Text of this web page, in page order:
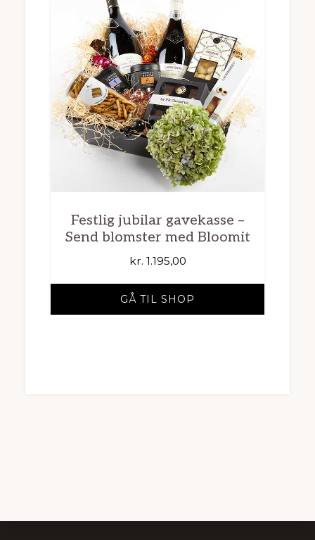
Festlig jubilar gavekasse –
Send blomster med Bloomit
kr. 1.195,00
GÅ TIL SHOP